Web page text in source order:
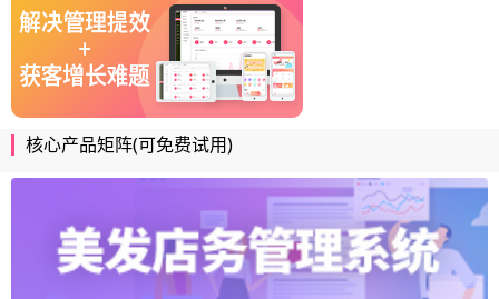
核心产品矩阵(可免费试用)